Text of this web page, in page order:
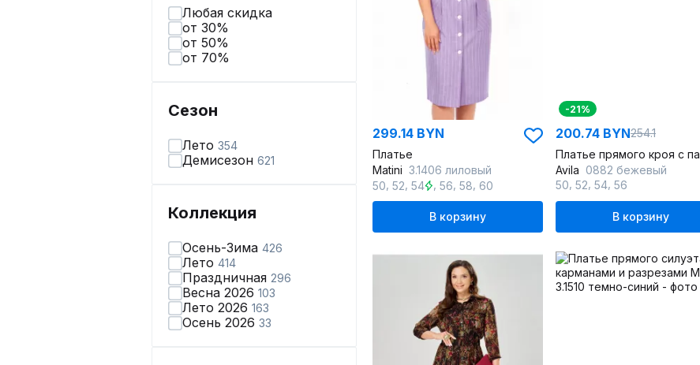
Любая скидка
от 30%
от 50%
от 70%
Сезон
Лето 354
Демисезон 621
Коллекция
Осень-Зима 426
Лето 414
Праздничная 296
Весна 2026 103
Лето 2026 163
Осень 2026 33
299.14 BYN
Платье
Matini 3.1406 лиловый
50 52 54 ,56 ,58 60
В корзину
-21%
200.74 BYN254.1
Avila 0882 бежевый
50 52 54 56
В корзину